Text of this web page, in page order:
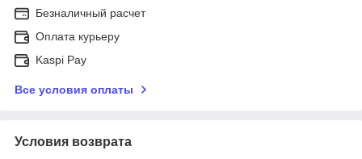
Безналичный расчет
Оплата курьеру
Kaspi Pay
Все условия оплаты
Условия возврата